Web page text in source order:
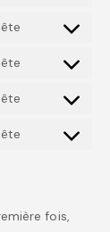
fois,